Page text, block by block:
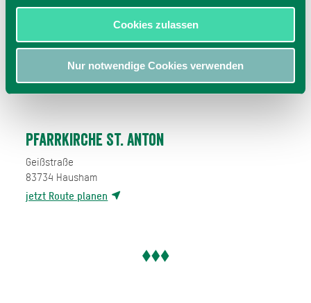
Cookies zulassen
Nur notwendige Cookies verwenden
Pfarrkirche St. Anton
Geißstraße
83734 Hausham
jetzt Route planen